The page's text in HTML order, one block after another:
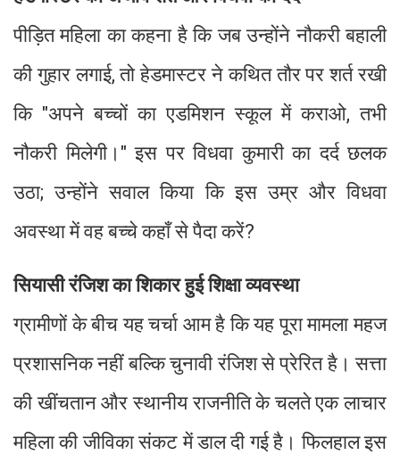
पीड़ित महिला का कहना है कि जब उन्होंने नौकरी बहाली
की गुहार लगाई, तो हेडमास्टर ने कथित तौर पर शर्त रखी
कि "अपने बच्चों का एडमिशन स्कूल में कराओ, तभी
नौकरी मिलेगी।" इस पर विधवा कुमारी का दर्द छलक
उठा; उन्होंने सवाल किया कि इस उम्र और विधवा
अवस्था में वह बच्चे कहाँ से पैदा करें?
सियासी रंजिश का शिकार हुई शिक्षा व्यवस्था
ग्रामीणों के बीच यह चर्चा आम है कि यह पूरा मामला महज
प्रशासनिक नहीं बल्कि चुनावी रंजिश से प्रेरित है। सत्ता
की खींचतान और स्थानीय राजनीति के चलते एक लाचार
महिला की जीविका संकट में डाल दी गई है। फिलहाल इस